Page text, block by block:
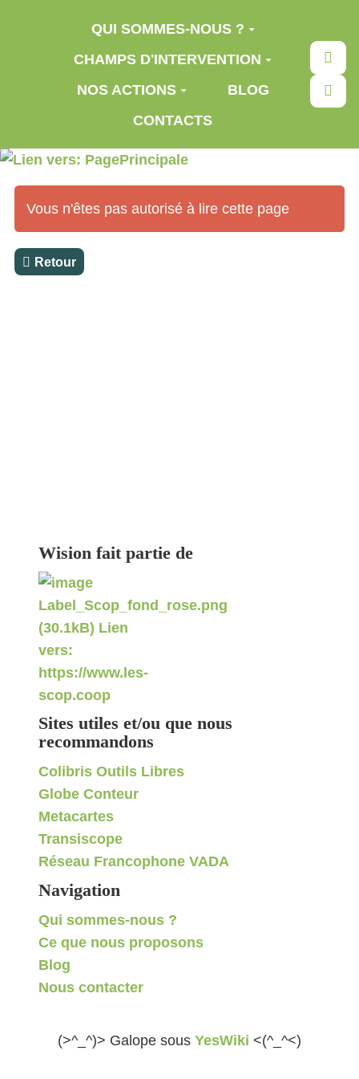
QUI SOMMES-NOUS ?
CHAMPS D'INTERVENTION
NOS ACTIONS
BLOG
CONTACTS
Vous n'êtes pas autorisé à lire cette page
Retour
Wision fait partie de
Sites utiles et/ou que nous
recommandons
Colibris Outils Libres
Globe Conteur
Metacartes
Transiscope
Réseau Francophone VADA
Navigation
Qui sommes-nous ?
Ce que nous proposons
Blog
Nous contacter
(>^_^)> Galope sous YesWiki <(^_^<)